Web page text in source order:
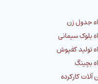
جدول زن
بلوک سیمانی
تولید کفپوش
بچینگ
کارکرده